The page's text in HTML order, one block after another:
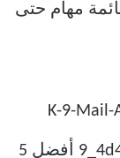
مهام حتى